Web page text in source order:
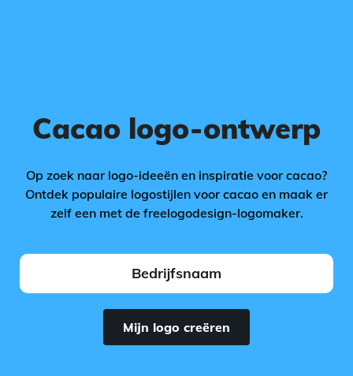
Cacao logo-ontwerp
Op zoek naar logo-ideeën en inspiratie voor cacao?
Ontdek populaire logostijlen voor cacao en maak er
zelf een met de freelogodesign-logomaker.
Mijn logo creëren